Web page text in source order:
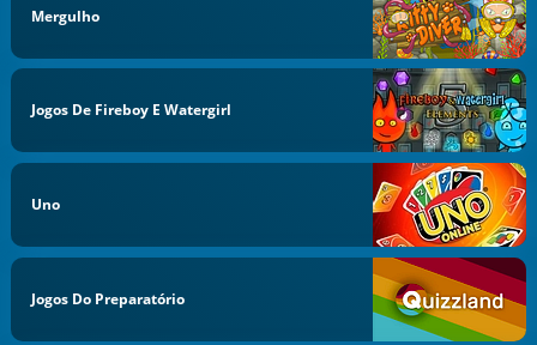
Mergulho
Jogos De Fireboy E Watergirl
Uno
Jogos Do Preparatório